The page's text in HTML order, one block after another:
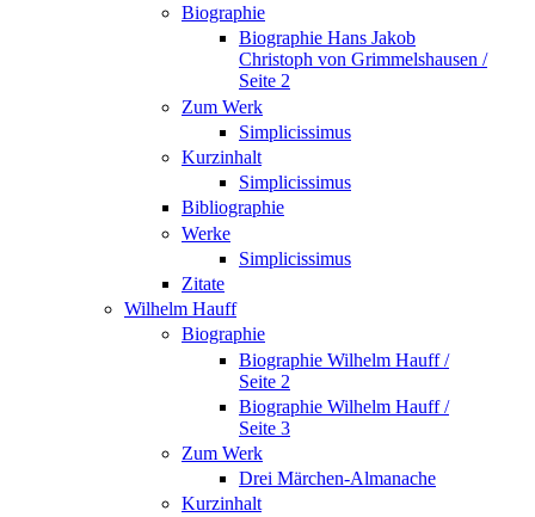
Biographie
Biographie Hans Jakob
Christoph von Grimmelshausen /
Seite 2
Zum Werk
Simplicissimus
Kurzinhalt
Simplicissimus
Bibliographie
Werke
Simplicissimus
Zitate
Wilhelm Hauff
Biographie
Biographie Wilhelm Hauff /
Seite 2
Biographie Wilhelm Hauff /
Seite 3
Zum Werk
Drei Märchen-Almanache
Kurzinhalt